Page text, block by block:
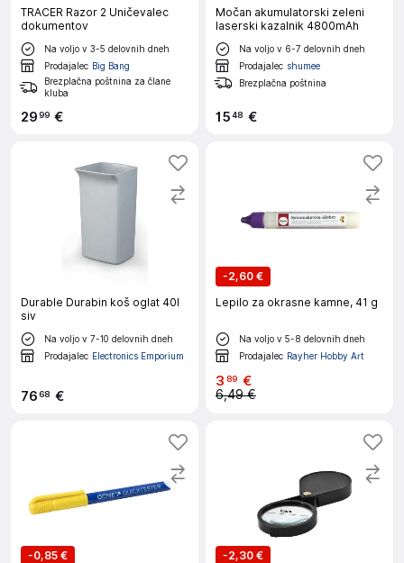
TRACER Razor 2 Uničevalec
dokumentov
Na voljo v 3-5 delovnih dneh
Prodajalec Big Bang
Brezplačna poštnina za člane
kluba
2999 €
Močan akumulatorski zeleni
laserski kazalnik 4800mAh
Na voljo v 6-7 delovnih dneh
Prodajalec shumee
Brezplačna poštnina
1548 €
Durable Durabin koš oglat 40l
siv
Na voljo v 7-10 delovnih dneh
Prodajalec Electronics Emporium
7668 €
-2,60 €
Lepilo za okrasne kamne, 41 g
Na voljo v 5-8 delovnih dneh
Prodajalec Rayher Hobby Art
3 89 €
6,49 €
-0,85 €
-2,30 €